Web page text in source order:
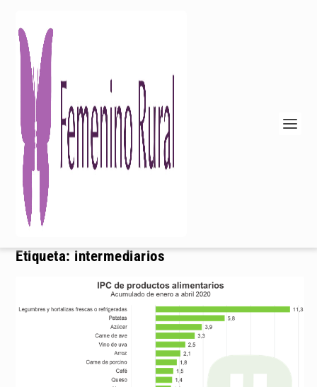
Etiqueta: intermediarios